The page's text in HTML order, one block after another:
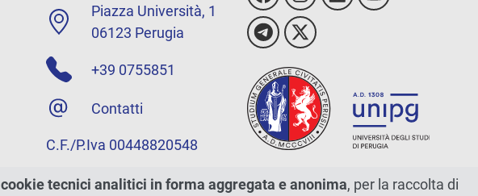
Piazza Università, 1
06123 Perugia
+39 0755851
Contatti
C.F./P.Iva 00448820548
cookie tecnici analitici in forma aggregata e anonima, per la raccolta di